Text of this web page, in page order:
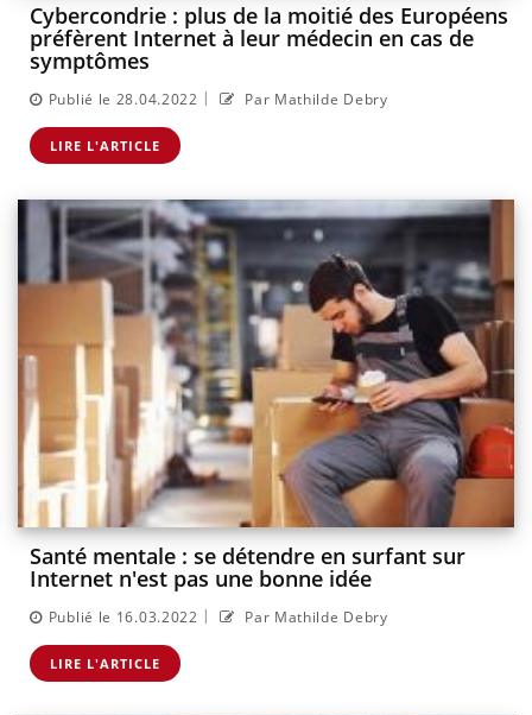
Cybercondrie : plus de la moitié des Européens
préfèrent Internet à leur médecin en cas de
symptômes
Publié le 28.04.2022 | Par Mathilde Debry
LIRE L'ARTICLE
Santé mentale : se détendre en surfant sur
Internet n'est pas une bonne idée
Publié le 16.03.2022 | Par Mathilde Debry
LIRE L'ARTICLE